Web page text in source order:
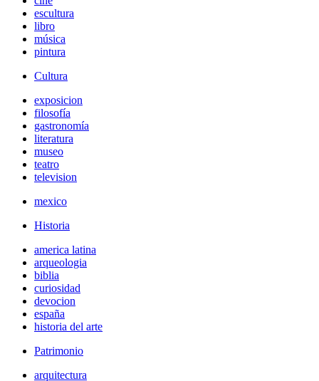
escultura
libro
música
pintura
Cultura
exposicion
filosofía
gastronomía
literatura
museo
teatro
television
mexico
Historia
america latina
arqueologia
biblia
curiosidad
devocion
españa
historia del arte
Patrimonio
arquitectura